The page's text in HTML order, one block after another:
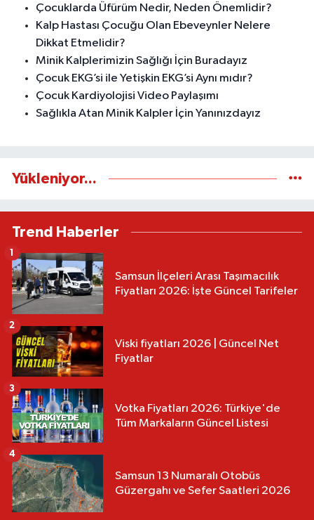
Çocuklarda Üfürüm Nedir, Neden Önemlidir?
Kalp Hastası Çocuğu Olan Ebeveynler Nelere
Dikkat Etmelidir?
Minik Kalplerimizin Sağlığı İçin Buradayız
Çocuk EKG’si ile Yetişkin EKG’si Aynı mıdır?
Çocuk Kardiyolojisi Video Paylaşımı
Sağlıkla Atan Minik Kalpler İçin Yanınızdayız
Yükleniyor...
Trend Haberler
Samsun İlçeleri Arası Taşımacılık
Fiyatları 2026: İşte Güncel Tarifeler
1
Viski fiyatları 2026 | Güncel Net
Fiyatlar
2
Votka Fiyatları 2026: Türkiye'de
Tüm Markaların Güncel Listesi
3
Samsun 13 Numaralı Otobüs
Güzergahı ve Sefer Saatleri 2026
4